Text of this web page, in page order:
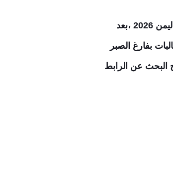
أسماء أوائل yemenexam com نتائج التاسع 2026 اليمن 2026 نتعرف معاً عن تاريخ موعد نتائج الصف التاسع اليمن 2026 ،بعد
2025 2026، تنتظر الطلاب والطالبات بفارغ الصبر
البحث عن الرابط